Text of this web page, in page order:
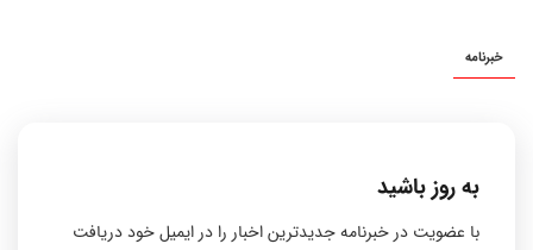
خبرنامه
به روز باشید
با عضویت در خبرنامه جدیدترین اخبار را در ایمیل خود دریافت